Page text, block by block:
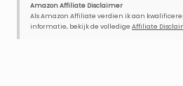
Amazon Affiliate Disclaimer
Als Amazon Affiliate verdien ik aan
informatie, bekijk de volledige Affiliate